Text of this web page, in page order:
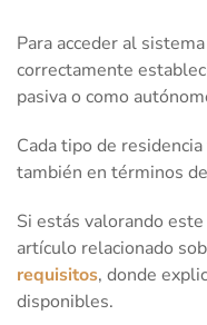
Para acceder al
correctamente
pasiva o como
Cada tipo de
también en términos
Si estás valorando
artículo relacionado
requisitos, donde
disponibles.